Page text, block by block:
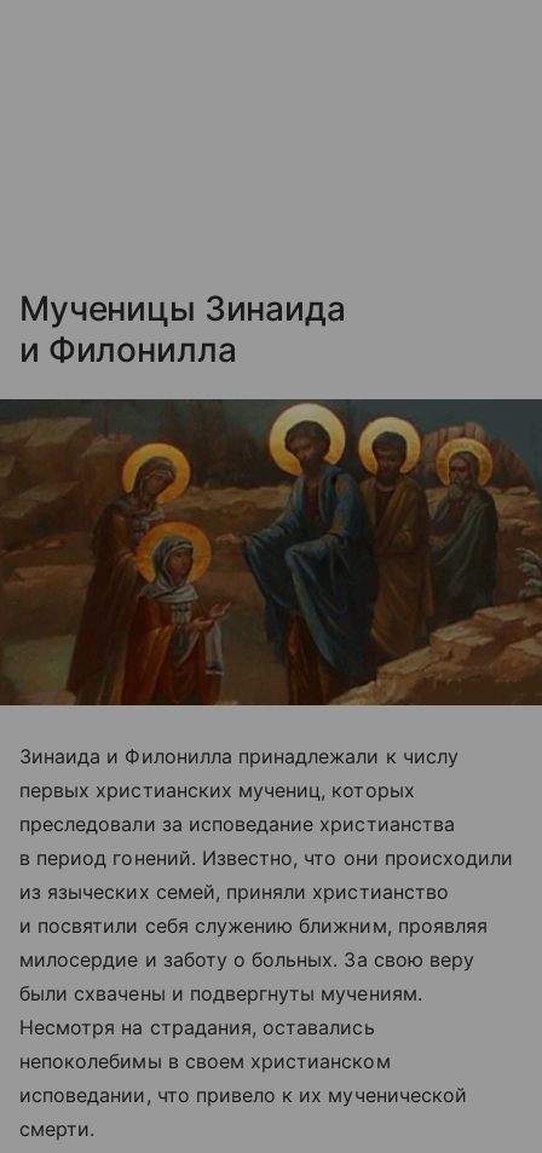
Мученицы Зинаида
и Филонилла
Зинаида и Филонилла принадлежали к числу
первых христианских мучениц, которых
преследовали за исповедание христианства
в период гонений. Известно, что они происходили
из языческих семей, приняли христианство
и посвятили себя служению ближним, проявляя
милосердие и заботу о больных. За свою веру
были схвачены и подвергнуты мучениям.
Несмотря на страдания, оставались
непоколебимы в своем христианском
исповедании, что привело к их мученической
смерти.